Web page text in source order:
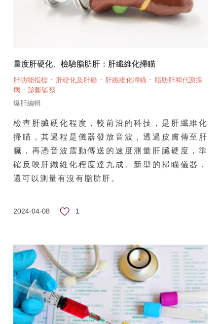
量度肝硬化、檢驗脂肪肝：肝纖維化掃瞄
肝功能指標· 肝硬化及肝癌 · 肝纖維化掃瞄· 脂肪肝和代謝疾
病 · 診斷監察
爆肝編輯
檢查肝臟硬化程度，較前沿的科技，是肝纖維化
掃瞄，其過程是儀器發放音波，透過皮膚傳至肝
臟，再憑音波震動傳送的速度測量肝臟硬度，準
確反映肝纖維化程度達九成。新型的掃瞄儀器，
還可以測量有沒有脂肪肝。
2024-04-08 1